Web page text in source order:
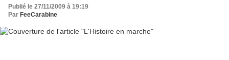
Publié le 27/11/2009 à 19:19
Par FeeCarabine